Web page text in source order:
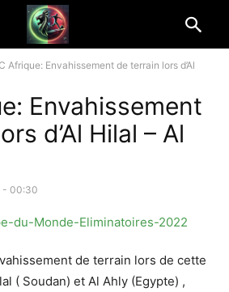
Afrique: Envahissement de terrain lors d’Al
Envahissement
d’Al Hilal – Al
- 00:30
de terrain lors de cette
( Soudan) et Al Ahly (Egypte) ,